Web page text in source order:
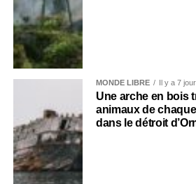
MONDE LIBRE Il y a 7
Une arche en bois
animaux de
dans le détroit